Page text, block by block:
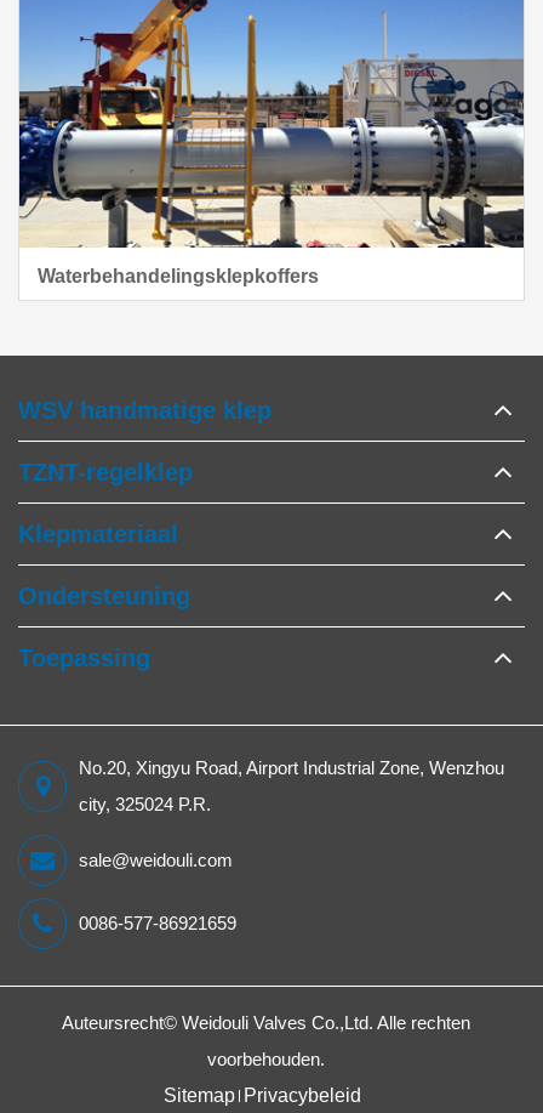
Waterbehandelingsklepkoffers
WSV handmatige klep
TZNT-regelklep
Klepmateriaal
Ondersteuning
Toepassing
No.20, Xingyu Road, Airport Industrial Zone, Wenzhou
city, 325024 P.R.
sale@weidouli.com
0086-577-86921659
Auteursrecht©Weidouli Valves Co.,Ltd. Alle rechten
voorbehouden.
Sitemap Privacybeleid